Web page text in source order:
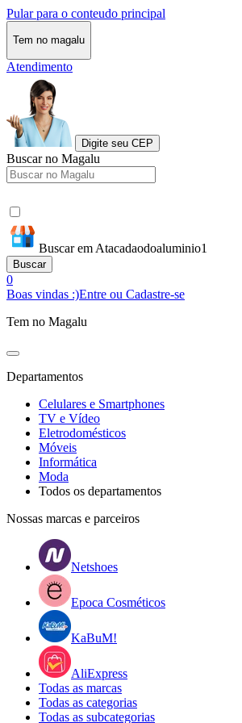
Pular para o conteudo principal
Tem no magalu
Atendimento
Digite seu CEP
Buscar no Magalu
Buscar em Atacadaodoaluminio1
Buscar
0
Boas vindas :)Entre ou Cadastre-se
Tem no Magalu
Departamentos
Celulares e Smartphones
TV e Vídeo
Eletrodomésticos
Móveis
Informática
Moda
Todos os departamentos
Nossas marcas e parceiros
Netshoes
Epoca Cosméticos
KaBuM!
AliExpress
Todas as marcas
Todas as categorias
Todas as subcategorias